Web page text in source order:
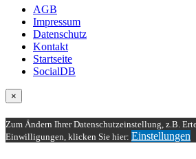
AGB
Impressum
Datenschutz
Kontakt
Startseite
SocialDB
×
Zum Ändern Ihrer Datenschutzeinstellung, z.B.
Einwilligungen, klicken Sie hier: Einstellungen